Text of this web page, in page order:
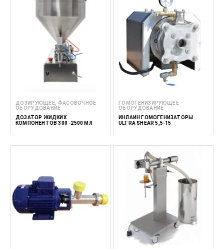
ДОЗИРУЮЩЕЕ, ФАСОВОЧНОЕ
ОБОРУДОВАНИЕ
ДОЗАТОР ЖИДКИХ
КОМПОНЕНТОВ 300 -2500 МЛ
ГОМОГЕНИЗИРУЮЩЕЕ
ОБОРУДОВАНИЕ
ИНЛАЙН ГОМОГЕНИЗАТОРЫ
ULTRA SHEAR 5,5-15